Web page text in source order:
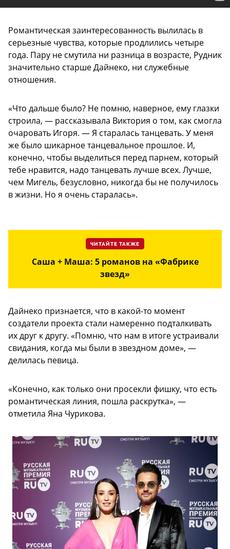
Романтическая заинтересованность вылилась в
серьезные чувства, которые продлились четыре
года. Пару не смутила ни разница в возрасте, Рудник
значительно старше Дайнеко, ни служебные
отношения.
«Что дальше было? Не помню, наверное, ему глазки
строила, — рассказывала Виктория о том, как смогла
очаровать Игоря. — Я старалась танцевать. У меня
же было шикарное танцевальное прошлое. И,
конечно, чтобы выделиться перед парнем, который
тебе нравится, надо танцевать лучше всех. Лучше,
чем Мигель, безусловно, никогда бы не получилось
в жизни. Но я очень старалась».
ЧИТАЙТЕ ТАКЖЕ
Саша + Маша: 5 романов на «Фабрике
звезд»
Дайнеко признается, что в какой-то момент
создатели проекта стали намеренно подталкивать
их друг к другу. «Помню, что нам в итоге устраивали
свидания, когда мы были в звездном доме», —
делилась певица.
«Конечно, как только они просекли фишку, что есть
романтическая линия, пошла раскрутка», —
отметила Яна Чурикова.